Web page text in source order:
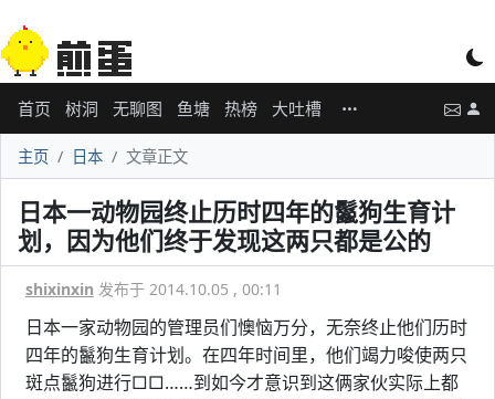
首页 树洞 无聊图 鱼塘 热榜 大吐槽
主页 日本 文章正文
日本一动物园终止历时四年的鬣狗生育计
划，因为他们终于发现这两只都是公的
shixinxin 发布于 2014.10.05 , 00:11
日本一家动物园的管理员们懊恼万分，无奈终止他们历时
四年的鬣狗生育计划。在四年时间里，他们竭力唆使两只
斑点鬣狗进行□□……到如今才意识到这俩家伙实际上都